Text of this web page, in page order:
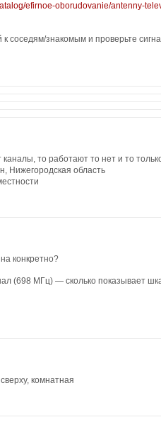
efirnoe-oborudovanie/antenny-
к соседям/знакомым и проверьте
то работают то нет и то
Нижегородская область
конкретно?
(698 МГц) — сколько показывает
комнатная